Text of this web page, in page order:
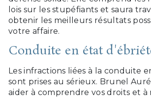
lois sur les stupéfiants et saura
obtenir les meilleurs résultats
votre affaire.
Conduite en état
Les infractions liées à la conduite
sont prises au sérieux. Brunel
aider à comprendre vos droits et à